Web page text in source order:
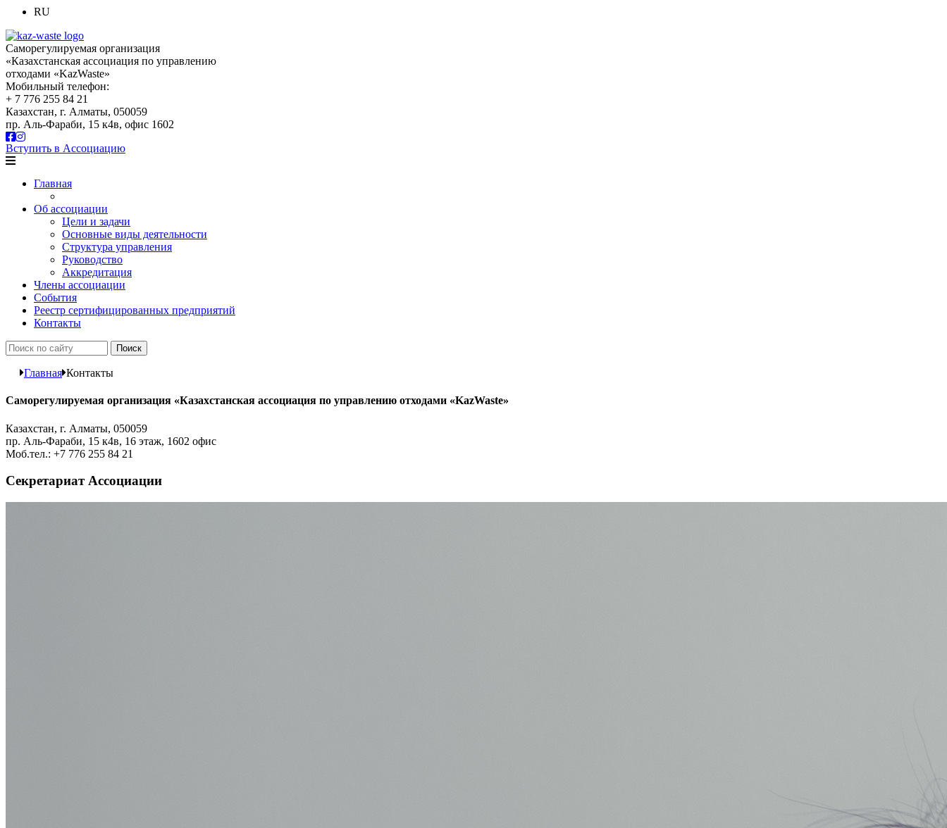
RU
Саморегулируемая организация
«Казахстанская ассоциация по управлению
отходами «KazWaste»
Мобильный телефон:
+ 7 776 255 84 21
Казахстан, г. Алматы, 050059
пр. Аль-Фараби, 15 к4в, офис 1602
Вступить в Ассоциацию
Главная
Об ассоциации
Цели и задачи
Основные виды деятельности
Структура управления
Руководство
Аккредитация
Члены ассоциации
События
Реестр сертифицированных предприятий
Контакты
Главная Контакты
Саморегулируемая организация «Казахстанская ассоциация по управлению отходами «KazWaste»
Казахстан, г. Алматы, 050059
пр. Аль-Фараби, 15 к4в, 16 этаж, 1602 офис
Моб.тел.: +7 776 255 84 21
Секретариат Ассоциации